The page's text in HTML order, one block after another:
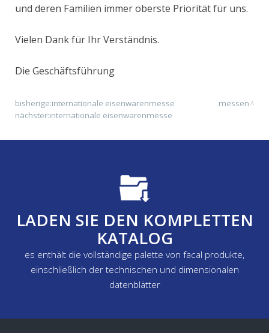
und deren Familien immer oberste Priorität für uns.
Vielen Dank für Ihr Verständnis.
Die Geschäftsführung
bisherige:internationale eisenwarenmesse
nächster:internationale eisenwarenmesse
messen
LADEN SIE DEN KOMPLETTEN
KATALOG
es enthält die vollständige palette von facal produkte,
einschließlich der technischen und dimensionalen
datenblätter